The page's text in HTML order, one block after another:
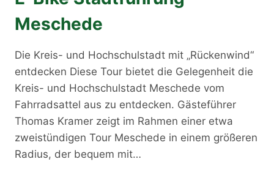
Meschede
Die Kreis- und Hochschulstadt mit „Rückenwind“
entdecken Diese Tour bietet die Gelegenheit die
Kreis- und Hochschulstadt Meschede vom
Fahrradsattel aus zu entdecken. Gästeführer
Thomas Kramer zeigt im Rahmen einer etwa
zweistündigen Tour Meschede in einem größeren
Radius, der bequem mit…